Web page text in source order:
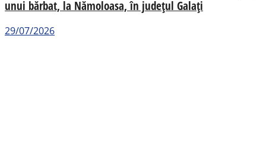
unui bărbat, la Nămoloasa, în județul Galați
29/07/2026